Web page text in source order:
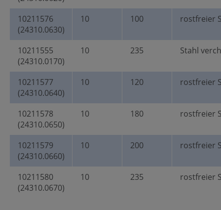
10211576
(24310.0630)
10 100 rostfreier
10211555
(24310.0170)
10 235 Stahl
10211577
(24310.0640)
10 120 rostfreier
10211578
(24310.0650)
10 180 rostfreier
10211579
(24310.0660)
10 200 rostfreier
10211580
(24310.0670)
10 235 rostfreier